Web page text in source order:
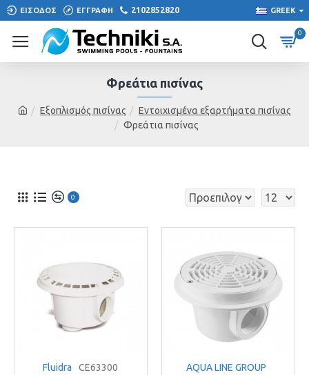
ΕΙΣΟΔΟΣ ΕΓΓΡΑΦΗ 2102852820 GREEK
0
Εξοπλισμός πισίνας
Εντοιχισμένα εξαρτήματα πισίνας
Φρεάτια πισίνας
Φρεάτια πισίνας
0
Fluidra CE63300
AQUA LINE GROUP